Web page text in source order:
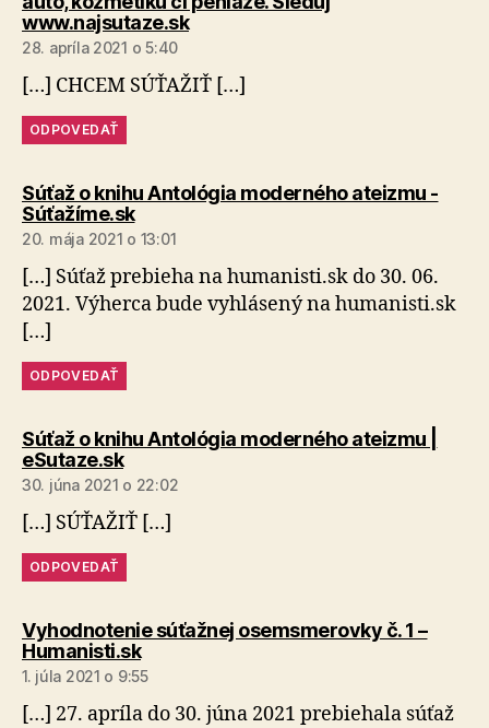
www.najsutaze.skhovorí:
28. apríla 2021 o 5:40
[…] CHCEM SÚŤAŽIŤ […]
ODPOVEDAŤ
Súťaž o knihu Antológia moderného ateizmu -
Súťažíme.skhovorí:
20. mája 2021 o 13:01
[…] Súťaž prebieha na humanisti.sk do 30. 06.
2021. Výherca bude vyhlásený na humanisti.sk
[…]
ODPOVEDAŤ
Súťaž o knihu Antológia moderného ateizmu |
eSutaze.skhovorí:
30. júna 2021 o 22:02
[…] SÚŤAŽIŤ […]
ODPOVEDAŤ
Vyhodnotenie súťažnej osemsmerovky č. 1 –
Humanisti.skhovorí:
1. júla 2021 o 9:55
[…] 27. apríla do 30. júna 2021 prebiehala súťaž